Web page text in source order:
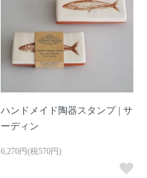
ハンドメイド陶器スタンプ | サ
ーディン
6,270円(税570円)